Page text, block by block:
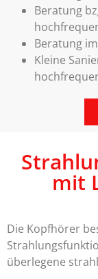
Beratung
Beratung
Kleine
mit
Die Kopfhörer
überlegene